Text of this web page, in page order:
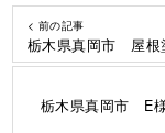
< 前の記事
栃木県真岡市 屋根
栃木県真岡市 E